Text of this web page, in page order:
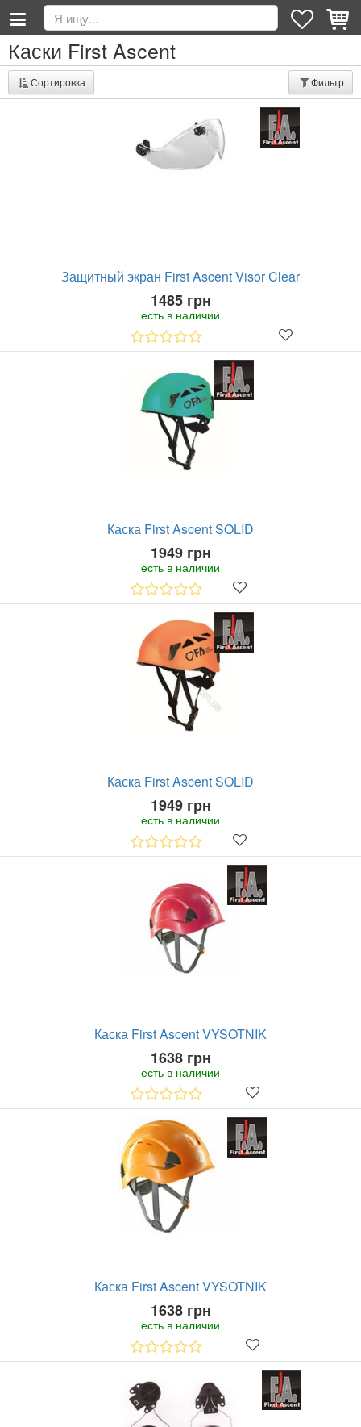
Каски First Ascent
Сортировка Фильтр
Защитный экран First Ascent Visor Clear
1485 грн
есть в наличии
Каска First Ascent SOLID
1949 грн
есть в наличии
Каска First Ascent SOLID
1949 грн
есть в наличии
Каска First Ascent VYSOTNIK
1638 грн
есть в наличии
Каска First Ascent VYSOTNIK
1638 грн
есть в наличии